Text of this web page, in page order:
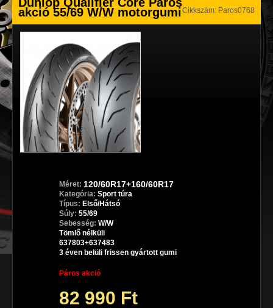
Cikkszám: Paros0768
akció 55/69 W/W motorgumi
Méret: 120/60R17+160/60R17
Kategória: Sport túra
Típus: Első/Hátsó
Súly: 55/69
Sebesség: W/W
Tömlő nélküli
637803+637483
3 éven belüli frissen gyártott gumi
Páros akció
82 990 Ft